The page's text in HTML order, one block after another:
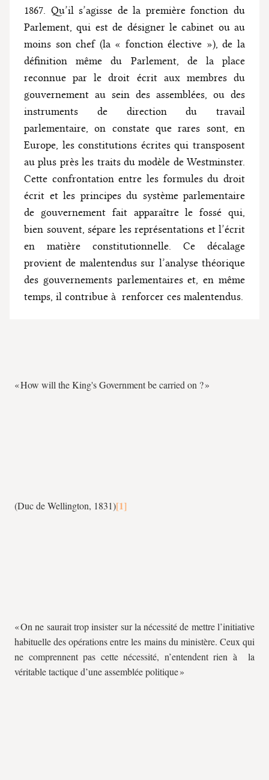
1867. Qu’il s’agisse de la première fonction du
Parlement, qui est de désigner le cabinet ou au
moins son chef (la « fonction élective »), de la
définition même du Parlement, de la place
reconnue par le droit écrit aux membres du
gouvernement au sein des assemblées, ou des
instruments de direction du travail
parlementaire, on constate que rares sont, en
Europe, les constitutions écrites qui transposent
au plus près les traits du modèle de Westminster.
Cette confrontation entre les formules du droit
écrit et les principes du système parlementaire
de gouvernement fait apparaître le fossé qui,
bien souvent, sépare les représentations et l’écrit
en matière constitutionnelle. Ce décalage
provient de malentendus sur l’analyse théorique
des gouvernements parlementaires et, en même
temps, il contribue à renforcer ces malentendus.
« How will the King's Government be carried on ? »
(Duc de Wellington, 1831)
« On ne saurait trop insister sur la nécessité de mettre l’initiative
habituelle des opérations entre les mains du ministère. Ceux qui
ne comprennent pas cette nécessité, n’entendent rien à la
véritable tactique d’une assemblée politique »